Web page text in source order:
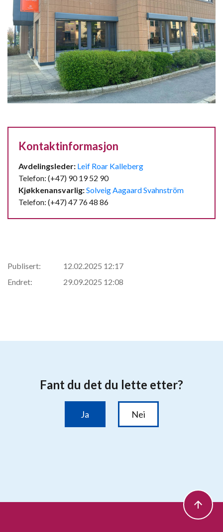
Kontaktinformasjon
Avdelingsleder: Leif Roar Kalleberg
Telefon: (+47) 90 19 52 90
Kjøkkenansvarlig:Solveig Aagaard Svahnström
Telefon: (+47) 47 76 48 86
Publisert:
12.02.2025 12:17
Endret:
29.09.2025 12:08